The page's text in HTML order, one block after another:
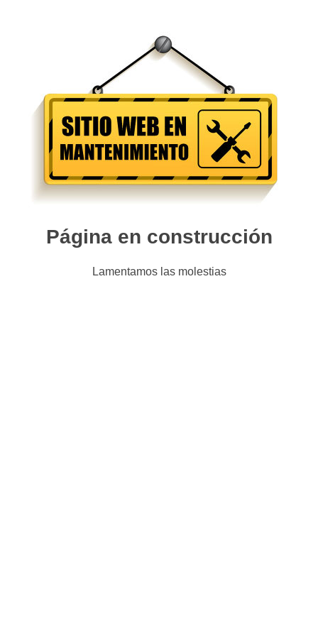
Página en construcción
Lamentamos las molestias